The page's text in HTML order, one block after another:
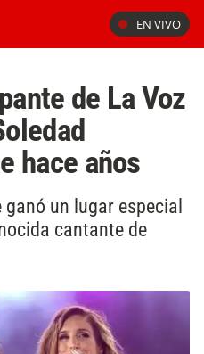
EN VIVO
de La Voz
hace años
un lugar especial
cantante de